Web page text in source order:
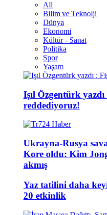
All
Bilim ve Teknolji
Dünya
Ekonomi
Kültür - Sanat
Politika
Spor
Yaşam
Işıl Özgentürk
reddediyoruz!
Ukrayna-Rusya
Kore oldu: Kim
akmış
Yaz tatilini daha
20 etkinlik